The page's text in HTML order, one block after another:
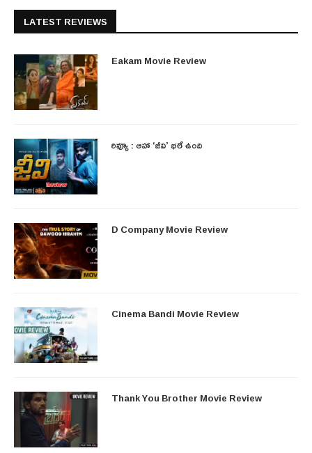
LATEST REVIEWS
Eakam Movie Review
రివ్యూ : ఆహా ‘జీవి’ భలే ఉంది
D Company Movie Review
Cinema Bandi Movie Review
Thank You Brother Movie Review